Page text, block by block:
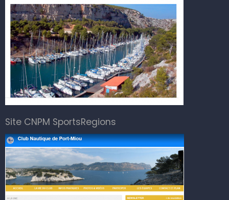
Site CNPM SportsRegions